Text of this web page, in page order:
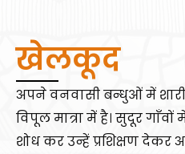
खेलकूद
अपने वनवासी बन्धुओं में
विपूल मात्रा में है। सुदूर
शोध कर उन्हें प्रशिक्षण देकर